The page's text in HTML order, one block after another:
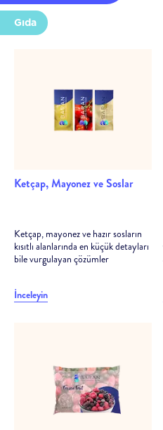
Her adımda uzman desteği
Ürüne en uygun ambalaj
Gıda
Ketçap, Mayonez ve Soslar
Ketçap, mayonez ve hazır sosların
kısıtlı alanlarında en küçük detayları
bile vurgulayan çözümler
İnceleyin